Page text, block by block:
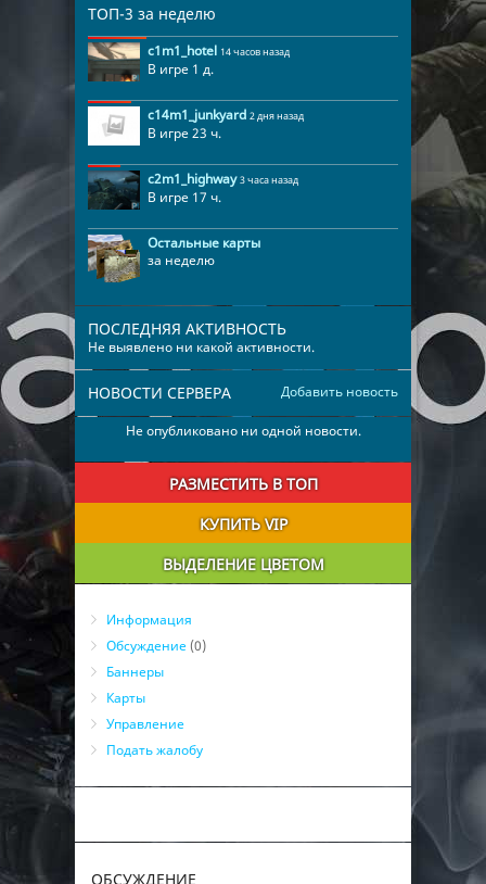
ТОП-3 за неделю
c1m1_hotel 14 часов назад
В игре 1 д.
c14m1_junkyard 2 дня назад
В игре 23 ч.
c2m1_highway 3 часа назад
В игре 17 ч.
Остальные карты
за неделю
ПОСЛЕДНЯЯ АКТИВНОСТЬ
Не выявлено ни какой активности.
Добавить новость
НОВОСТИ СЕРВЕРА
Не опубликовано ни одной новости.
РАЗМЕСТИТЬ В ТОП
КУПИТЬ VIP
ВЫДЕЛЕНИЕ ЦВЕТОМ
Информация
Обсуждение (0)
Баннеры
Карты
Управление
Подать жалобу
ОБСУЖДЕНИЕ